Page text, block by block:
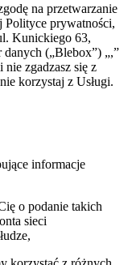
na przetwarzanie
Polityce prywatności,
Kunickiego 63,
danych („Blebox”) „,”
nie zgadzasz się z
korzystaj z Usługi.
informacje
o podanie takich
sieci